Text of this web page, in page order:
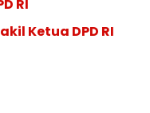
RI
Ketua DPD RI